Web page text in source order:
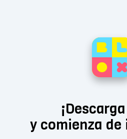
y comienza